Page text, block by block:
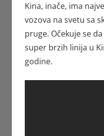
Kina, inače, ima
vozova na svetu sa
pruge. Očekuje se
super brzih linija u
godine.